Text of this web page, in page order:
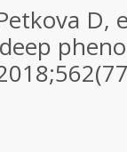
D,